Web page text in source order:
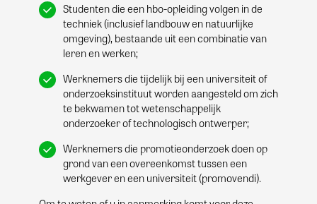
Studenten die een hbo-opleiding volgen in de
techniek (inclusief landbouw en natuurlijke
omgeving), bestaande uit een combinatie van
leren en werken;
Werknemers die tijdelijk bij een universiteit of
onderzoeksinstituut worden aangesteld om zich
te bekwamen tot wetenschappelijk
onderzoeker of technologisch ontwerper;
Werknemers die promotieonderzoek doen op
grond van een overeenkomst tussen een
werkgever en een universiteit (promovendi).